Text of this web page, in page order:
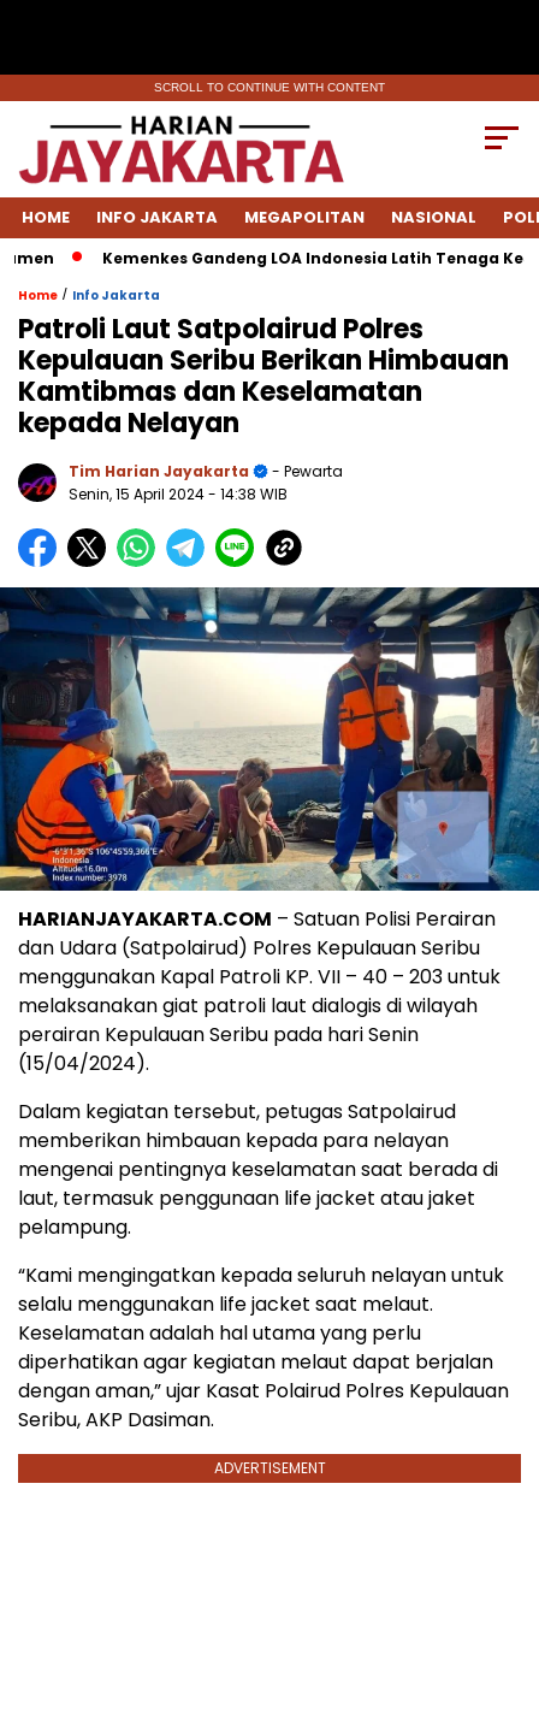
SCROLL TO CONTINUE WITH CONTENT
HOME INFO JAKARTA MEGAPOLITAN NASIONAL
Kemenkes Gandeng LOA Indonesia Latih Tenaga
Home / Info Jakarta
Patroli Laut Satpolairud Polres
Kepulauan Seribu Berikan Himbauan
Kamtibmas dan Keselamatan
kepada Nelayan
Tim Harian Jayakarta
- Pewarta
Senin, 15 April 2024- 14:38 WIB
HARIANJAYAKARTA.COM – Satuan Polisi Perairan
dan Udara (Satpolairud) Polres Kepulauan Seribu
menggunakan Kapal Patroli KP. VII – 40 – 203 untuk
melaksanakan giat patroli laut dialogis di wilayah
perairan Kepulauan Seribu pada hari Senin
(15/04/2024).
Dalam kegiatan tersebut, petugas Satpolairud
memberikan himbauan kepada para nelayan
mengenai pentingnya keselamatan saat berada di
laut, termasuk penggunaan life jacket atau jaket
pelampung.
“Kami mengingatkan kepada seluruh nelayan untuk
selalu menggunakan life jacket saat melaut.
Keselamatan adalah hal utama yang perlu
diperhatikan agar kegiatan melaut dapat berjalan
dengan aman,” ujar Kasat Polairud Polres Kepulauan
Seribu, AKP Dasiman.
ADVERTISEMENT